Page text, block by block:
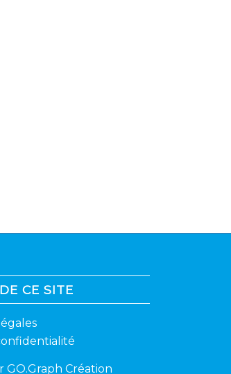
CE SITE
GO.Graph Création